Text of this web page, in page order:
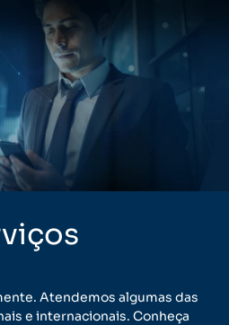
Atendemos algumas das
e internacionais. Conheça